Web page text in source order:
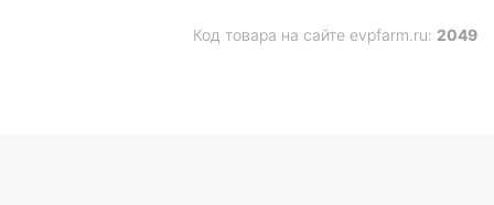
Код товара на сайте evpfarm.ru: 2049